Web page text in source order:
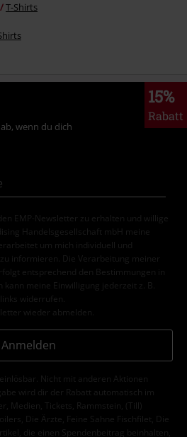
T-Shirts
15%
Rabatt
wenn du dich
EMP-Newsletter zu erhalten und willige
Handelsgesellschaft mbH meine
um mich individuell und
informieren. Die Verarbeitung meiner
entsprechend den Bestimmungen in
kann meine Einwilligung jederzeit z. B.
widerrufen.
wieder abmelden.
Anmelden
Nicht mit anderen Aktionen
wird dir der Rabatt automatisch im
Medien, Tickets, Rammstein, (Till)
Die Ärzte, Feine Sahne Fischfilet, Die
die einen Spendenbeitrag beinhalten,